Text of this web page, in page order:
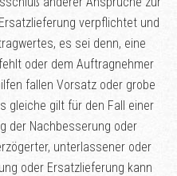
verpflichtet und
es sei denn, eine
oder dem Auftragnehmer
fallen Vorsatz oder grobe
gleiche gilt für den Fall einer
der Nachbesserung oder
unterlassener oder
oder Ersatzlieferung kann